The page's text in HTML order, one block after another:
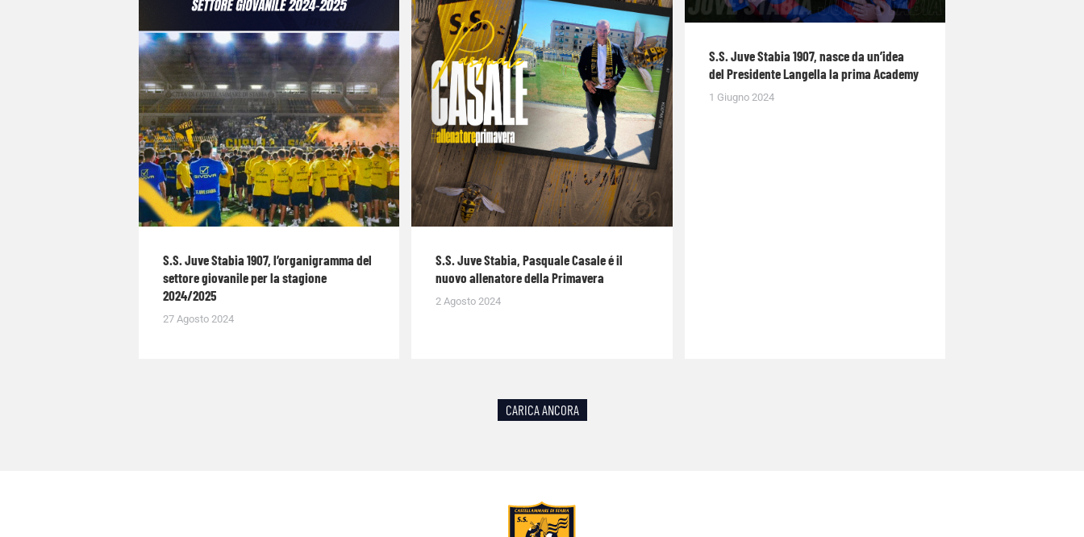
S.S. Juve Stabia 1907, l’organigramma del
settore giovanile per la stagione
2024/2025
27 Agosto 2024
S.S. Juve Stabia, Pasquale Casale é il
nuovo allenatore della Primavera
2 Agosto 2024
S.S. Juve Stabia 1907, nasce da un’idea
del Presidente Langella la prima Academy
1 Giugno 2024
CARICA ANCORA